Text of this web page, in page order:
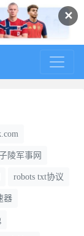
✕
陵军事网
robots txt协议
器